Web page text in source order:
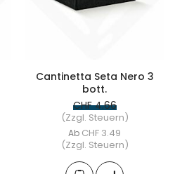
Cantinetta Seta Nero 3
bott.
CHF 4.66
(Zzgl. Steuern)
Ab CHF 3.49
(Zzgl. Steuern)